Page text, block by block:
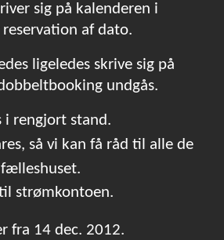
sig på kalenderen i
af dato.
ligeledes skrive sig på
undgås.
i rengjort stand.
så vi kan få råd til alle de
strømkontoen.
fra 14 dec. 2012.